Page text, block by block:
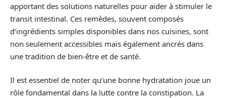
apportant des solutions naturelles pour aider à stimuler le
transit intestinal. Ces remèdes, souvent composés
d’ingrédients simples disponibles dans nos cuisines, sont
non seulement accessibles mais également ancrés dans
une tradition de bien-être et de santé.
Il est essentiel de noter qu’une bonne hydratation joue un
rôle fondamental dans la lutte contre la constipation. La